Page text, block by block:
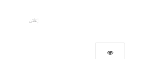
إعلان